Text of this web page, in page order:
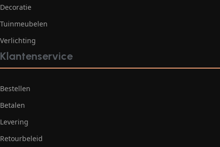
Decoratie
Tuinmeubelen
Verlichting
Klantenservice
Bestellen
Betalen
Levering
Retourbeleid